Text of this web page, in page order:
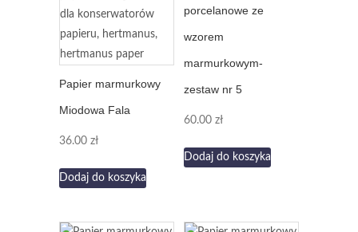
Papier marmurkowy
Miodowa Fala
36.00 zł
Dodaj do koszyka
porcelanowe ze
wzorem
marmurkowym-
zestaw nr 5
60.00 zł
Dodaj do koszyka